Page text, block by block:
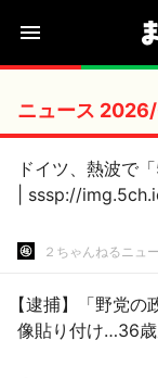
ニュース
ドイツ、熱波で
| sssp://
２ちゃんねるニュ
【逮捕】「野党
像貼り付け…36